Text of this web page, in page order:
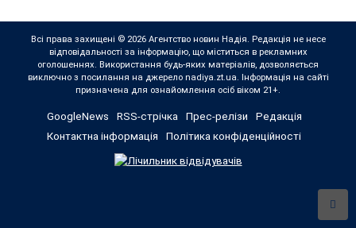
Всі права захищені © 2026 Агентство новин Надія. Редакція не несе
відповідальності за інформацію, що міститься в рекламних
оголошеннях. Використання будь-яких матеріалів, дозволяється
виключно з посилання на джерело nadiya.zt.ua. Інформація на сайті
призначена для ознайомлення осіб віком 21+.
GoogleNews RSS-стрічка Прес-релізи
Редакція
Контактна інформація
Політика конфіденційності